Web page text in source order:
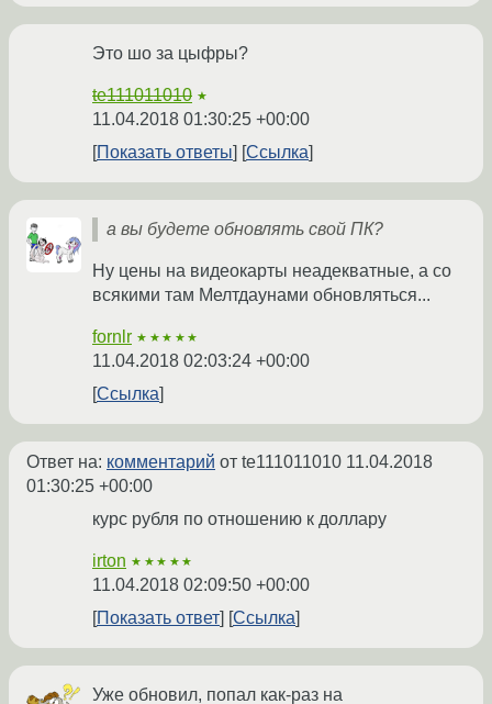
Это шо за цыфры?
te111011010 ★
11.04.2018 01:30:25 +00:00
Показать ответы
Ссылка
а вы будете обновлять свой ПК?
Ну цены на видеокарты неадекватные, а со
всякими там Мелтдаунами обновляться...
fornlr ★★★★★
11.04.2018 02:03:24 +00:00
Ссылка
Ответ на: комментарий от te111011010 11.04.2018
01:30:25 +00:00
курс рубля по отношению к доллару
irton ★★★★★
11.04.2018 02:09:50 +00:00
Показать ответ
Ссылка
Уже обновил, попал как-раз на